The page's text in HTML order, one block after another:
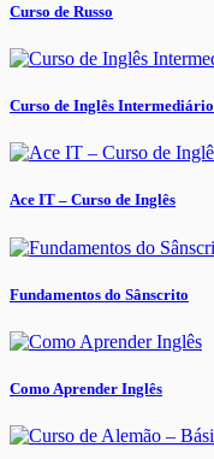
Curso de Russo
Curso de Inglês Intermediário
Ace IT – Curso de Inglês
Fundamentos do Sânscrito
Como Aprender Inglês